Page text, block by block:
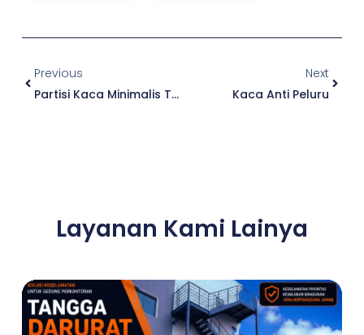
Previous
Partisi Kaca Minimalis Transparan
Next
Kaca Anti Peluru
Layanan Kami Lainya